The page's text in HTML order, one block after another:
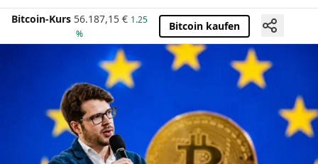
Bitcoin-Kurs 56.187,15 € 1.25
%
Bitcoin kaufen